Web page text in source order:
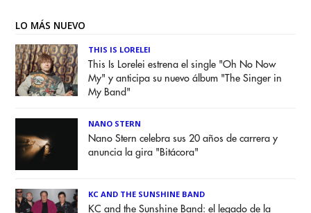
LO MÁS NUEVO
THIS IS LORELEI
This Is Lorelei estrena el single "Oh No Now
My" y anticipa su nuevo álbum "The Singer in
My Band"
NANO STERN
Nano Stern celebra sus 20 años de carrera y
anuncia la gira "Bitácora"
KC AND THE SUNSHINE BAND
KC and the Sunshine Band: el legado de la